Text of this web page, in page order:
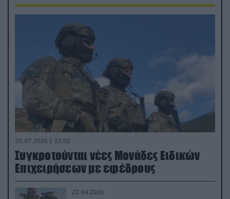
29.07.2026 | 22:02
Συγκροτούνται νέες Μονάδες Ειδικών
Επιχειρήσεων με εφέδρους
23.04.2026